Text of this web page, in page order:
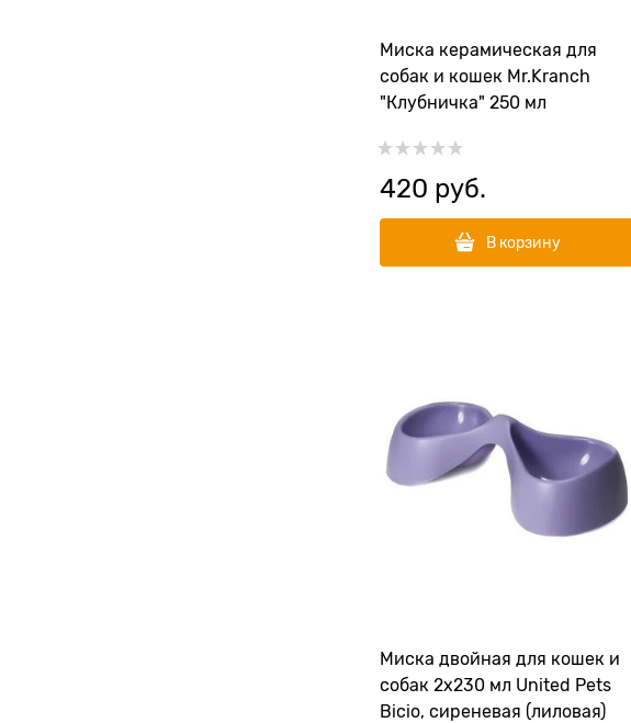
Миска керамическая для
собак и кошек Mr.Kranch
"Клубничка" 250 мл
420 руб.
В корзину
Миска двойная для кошек и
собак 2х230 мл United Pets
Bicio, сиреневая (лиловая)